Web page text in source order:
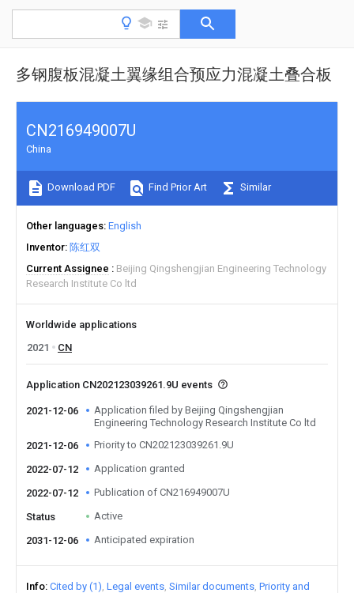
多钢腹板混凝土翼缘组合预应力混凝土叠合板
CN216949007U
China
Download PDF Find Prior Art Similar
Other languages English
Inventor 陈红双
Current Assignee
Beijing Qingshengjian Engineering Technology
Research Institute Co ltd
Worldwide applications
2021
CN
Application CN202123039261.9U events
2021-12-06
Application filed by Beijing Qingshengjian
Engineering Technology Research Institute Co ltd
2021-12-06
Priority to CN202123039261.9U
2022-07-12 Application granted
2022-07-12 Publication of CN216949007U
Status Active
2031-12-06 Anticipated expiration
Info Cited by (1) Legal events Similar documents Priority and